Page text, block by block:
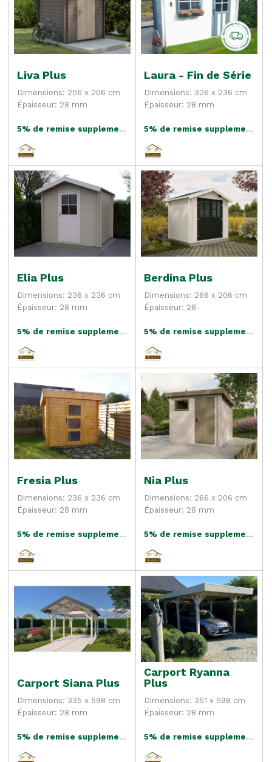
Liva Plus
Dimensions: 206 x 206 cm
Épaisseur: 28 mm
5% de remise supplementaire
Laura - Fin de Série
Dimensions: 326 x 236 cm
Épaisseur: 28 mm
5% de remise supplementaire
Elia Plus
Dimensions: 236 x 236 cm
Épaisseur: 28 mm
5% de remise supplementaire
Berdina Plus
Dimensions: 266 x 206 cm
Épaisseur: 28
5% de remise supplementaire
Fresia Plus
Dimensions: 236 x 236 cm
Épaisseur: 28 mm
5% de remise supplementaire
Nia Plus
Dimensions: 266 x 206 cm
Épaisseur: 28 mm
5% de remise supplementaire
Carport Siana Plus
Dimensions: 335 x 598 cm
Épaisseur: 28 mm
5% de remise supplementaire
Carport Ryanna
Plus
Dimensions: 351 x 598 cm
Épaisseur: 28 mm
5% de remise supplementaire